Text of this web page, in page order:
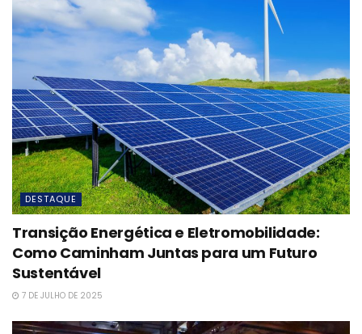
DESTAQUE
Transição Energética e Eletromobilidade:
Como Caminham Juntas para um Futuro
Sustentável
7 DE JULHO DE 2025